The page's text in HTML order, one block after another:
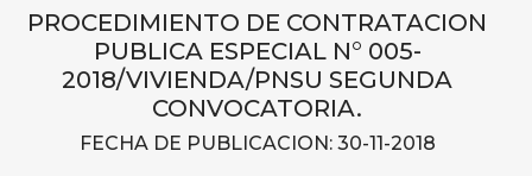
PROCEDIMIENTO DE CONTRATACION
PUBLICA ESPECIAL N° 005-
2018/VIVIENDA/PNSU SEGUNDA
CONVOCATORIA.
FECHA DE PUBLICACION: 30-11-2018